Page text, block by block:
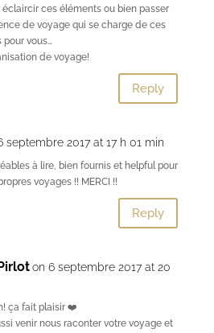
éclaircir ces éléments ou bien passer
de voyage qui se charge de ces
vous…
de voyage!
Reply
septembre 2017 at 17 h 01 min
à lire, bien fournis et helpful pour
voyages !! MERCI !!
Reply
on 6 septembre 2017 at 20
ça fait plaisir ❤️
venir nous raconter votre voyage et